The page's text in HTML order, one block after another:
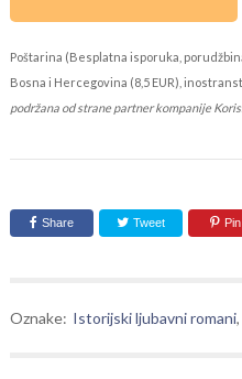
Poštarina (Besplatna isporuka,
Bosna i Hercegovina (8,5 EUR),
podržana od strane partner kompanije
Share Tweet
Oznake: Istorijski ljubavni romani,